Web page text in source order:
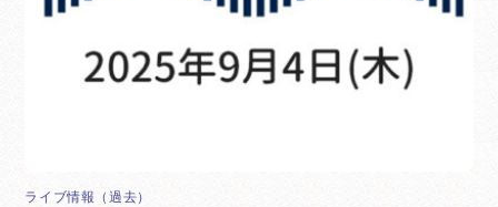
ライブ情報（過去）